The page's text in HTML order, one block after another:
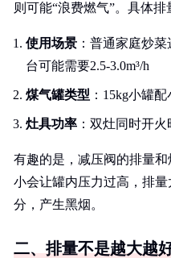
则可能“浪费燃气”。具体排
使用场景 ：普通家庭炒
台可能需要2.5-3.0m³/h
煤气罐类型 ：15kg小罐
灶具功率 ：双灶同时开
有趣的是，减压阀的排量
小会让罐内压力过高，排
分，产生黑烟。
二、排量不是越大越